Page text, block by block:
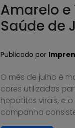
Amarelo
Saúde de
Publicado por
O mês de julho é
cores utilizadas
hepatites virais, e
campanha